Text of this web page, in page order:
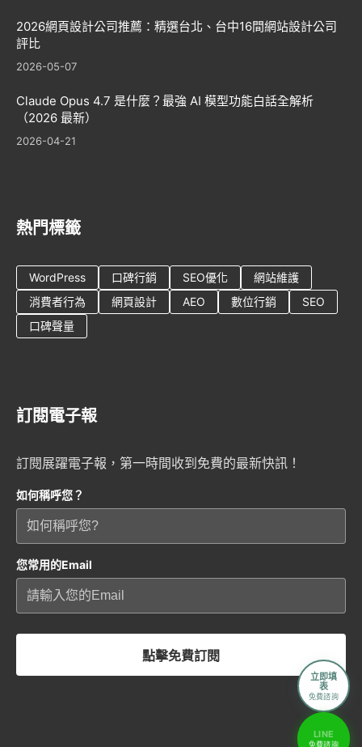
2026網頁設計公司推薦：精選台北、台中16間網站設計公司
評比
2026-05-07
Claude Opus 4.7 是什麼？最強 AI 模型功能白話全解析
（2026 最新）
2026-04-21
熱門標籤
WordPress 口碑行銷 SEO優化
網站維護
消費者行為
網頁設計 AEO 數位行銷
SEO
口碑聲量
訂閱電子報
訂閱展躍電子報，第一時間收到免費的最新快訊！
如何稱呼您？
您常用的Email
點擊免費訂閱
立即填
表
免費諮詢
LINE
免費諮詢